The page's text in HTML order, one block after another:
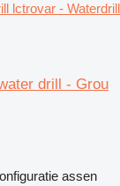
lctrovar - Waterdrill
drill - Grou
assen